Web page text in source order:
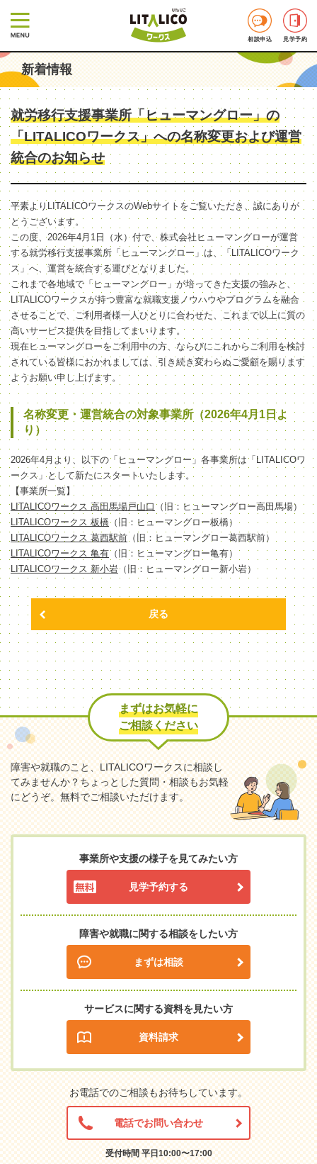
相談申込 見学予約
新着情報
就労移行支援事業所「ヒューマングロー」の
「LITALICOワークス」への名称変更および運営
統合のお知らせ
平素よりLITALICOワークスのWebサイトをご覧いただき、誠にありが
とうございます。
この度、2026年4月1日（水）付で、株式会社ヒューマングローが運営
する就労移行支援事業所「ヒューマングロー」は、「LITALICOワーク
ス」へ、運営を統合する運びとなりました。
これまで各地域で「ヒューマングロー」が培ってきた支援の強みと、
LITALICOワークスが持つ豊富な就職支援ノウハウやプログラムを融合
させることで、ご利用者様一人ひとりに合わせた、これまで以上に質の
高いサービス提供を目指してまいります。
現在ヒューマングローをご利用中の方、ならびにこれからご利用を検討
されている皆様におかれましては、引き続き変わらぬご愛顧を賜ります
ようお願い申し上げます。
名称変更・運営統合の対象事業所（2026年4月1日よ
り）
2026年4月より、以下の「ヒューマングロー」各事業所は「LITALICOワ
ークス」として新たにスタートいたします。
【事業所一覧】
LITALICOワークス 高田馬場戸山口 （旧：ヒューマングロー高田馬場）
LITALICOワークス 板橋（旧：ヒューマングロー板橋）
LITALICOワークス 葛西駅前 （旧：ヒューマングロー葛西駅前）
LITALICOワークス 亀有（旧：ヒューマングロー亀有）
LITALICOワークス 新小岩（旧：ヒューマングロー新小岩）
戻る
まずはお気軽に
ご相談ください
障害や就職のこと、LITALICOワークスに相談し
てみませんか？ちょっとした質問・相談もお気軽
にどうぞ。無料でご相談いただけます。
事業所や支援の様子を見てみたい方
見学予約する
障害や就職に関する相談をしたい方
まずは相談
サービスに関する資料を見たい方
資料請求
お電話でのご相談もお待ちしています。
電話でお問い合わせ
受付時間 平日10:00〜17:00